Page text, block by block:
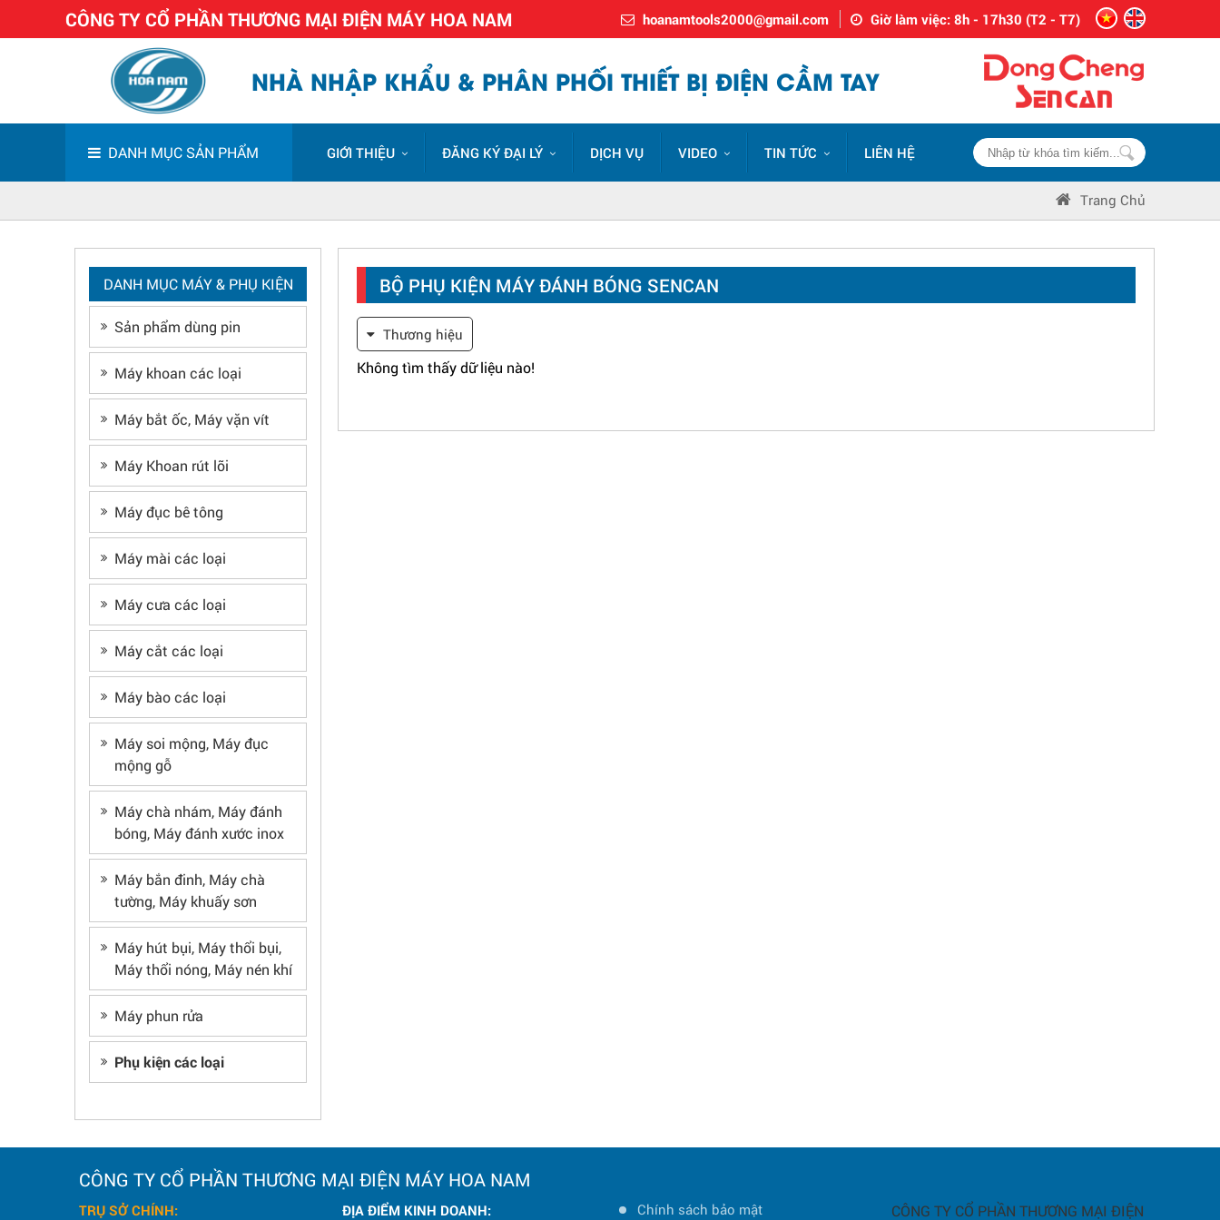
CÔNG TY CỔ PHẦN THƯƠNG MẠI ĐIỆN MÁY HOA NAM hoanamtools2000@gmail.com Giờ làm việc: 8h - 17h30 (T2 - T7)
NHÀ NHẬP KHẨU & PHÂN PHỐI THIẾT BỊ ĐIỆN CẦM TAY
DANH MỤC SẢN PHẨM GIỚI THIỆU ĐĂNG KÝ ĐẠI LÝ DỊCH VỤ VIDEO TIN TỨC LIÊN HỆ
Trang Chủ
DANH MỤC MÁY & PHỤ KIỆN
Sản phẩm dùng pin
Máy khoan các loại
Máy bắt ốc, Máy vặn vít
Máy Khoan rút lõi
Máy đục bê tông
Máy mài các loại
Máy cưa các loại
Máy cắt các loại
Máy bào các loại
Máy soi mộng, Máy đục
mộng gỗ
Máy chà nhám, Máy đánh
bóng, Máy đánh xước inox
Máy bắn đinh, Máy chà
tường, Máy khuấy sơn
Máy hút bụi, Máy thổi bụi,
Máy thổi nóng, Máy nén khí
Máy phun rửa
Phụ kiện các loại
BỘ PHỤ KIỆN MÁY ĐÁNH BÓNG SENCAN
Thương hiệu
Không tìm thấy dữ liệu nào!
CÔNG TY CỔ PHẦN THƯƠNG MẠI ĐIỆN MÁY HOA NAM
TRỤ SỞ CHÍNH: ĐỊA ĐIỂM KINH DOANH: Chính sách bảo mật CÔNG TY CỔ PHẦN THƯƠNG MẠI ĐIỆN